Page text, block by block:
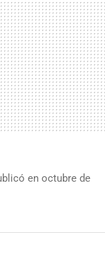
en octubre de